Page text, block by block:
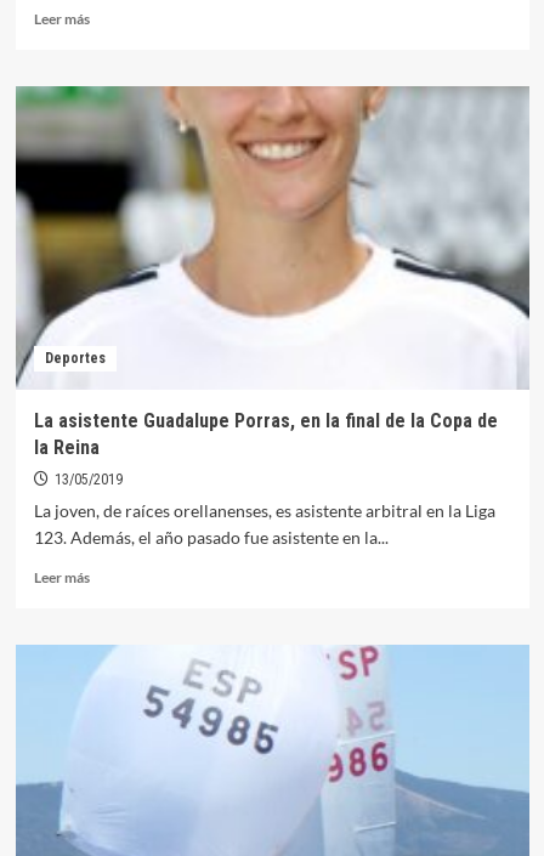
Leer másLeer
El
Cáceres
desconecta
Orellana
Deportes
La asistente Guadalupe Porras, en la final de la Copa de
la Reina
13/05/2019
La joven, de raíces orellanenses, es asistente arbitral en la Liga
123. Además, el año pasado fue asistente en la...
Leer másLeer
La
asistente
Guadalupe
Copa